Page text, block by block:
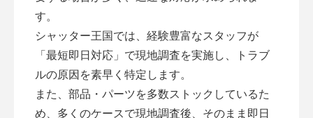
す。
シャッター王国では、経験豊富なスタッフが
「最短即日対応」で現地調査を実施し、トラブ
ルの原因を素早く特定します。
また、部品・パーツを多数ストックしているた
め、多くのケースで現地調査後、そのまま即日